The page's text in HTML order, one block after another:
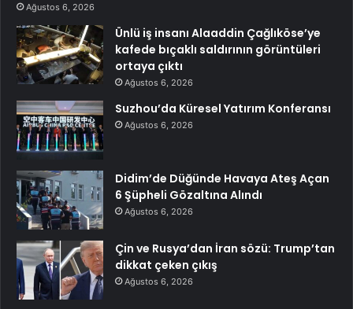
Ağustos 6, 2026
Ünlü iş insanı Alaaddin Çağlıköse’ye
kafede bıçaklı saldırının görüntüleri
ortaya çıktı
Ağustos 6, 2026
Suzhou’da Küresel Yatırım Konferansı
Ağustos 6, 2026
Didim’de Düğünde Havaya Ateş Açan
6 Şüpheli Gözaltına Alındı
Ağustos 6, 2026
Çin ve Rusya’dan İran sözü: Trump’tan
dikkat çeken çıkış
Ağustos 6, 2026